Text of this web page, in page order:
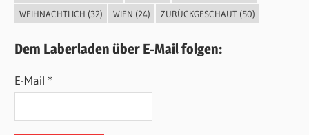
WEIHNACHTLICH (32) WIEN (24) ZURÜCKGESCHAUT(50)
Dem Laberladen über E-Mail folgen:
E-Mail *